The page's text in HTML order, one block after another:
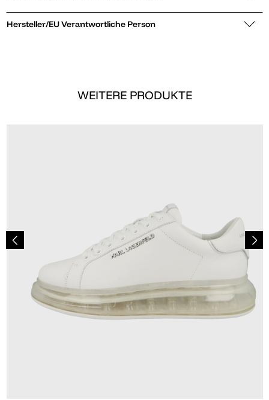
Hersteller/EU Verantwortliche Person
WEITERE PRODUKTE